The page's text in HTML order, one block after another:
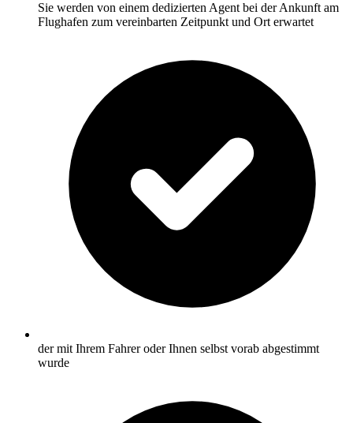
Sie werden von einem dedizierten Agent bei der Ankunft am
Flughafen zum vereinbarten Zeitpunkt und Ort erwartet
der mit Ihrem Fahrer oder Ihnen selbst vorab abgestimmt
wurde